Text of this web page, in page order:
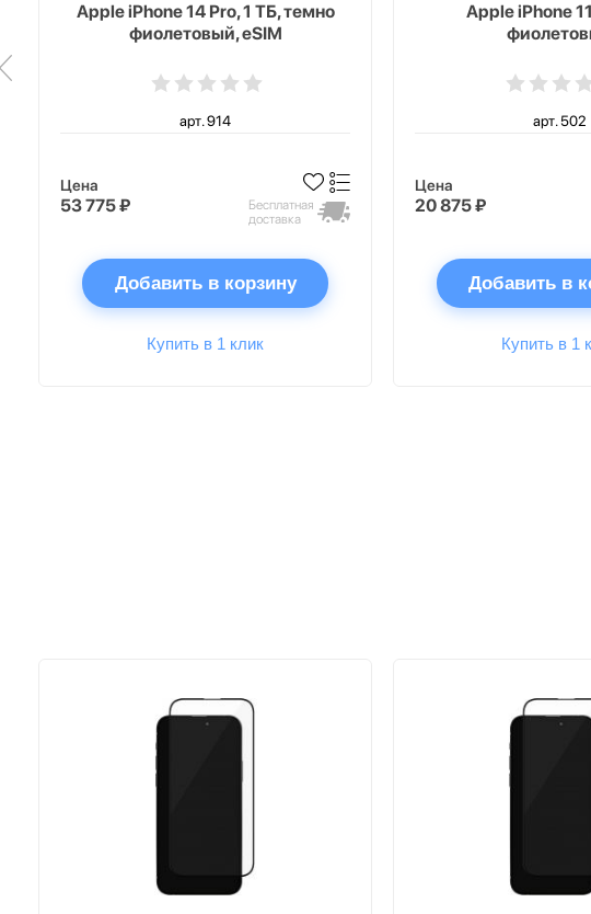
Apple iPhone 14 Pro, 1 ТБ, темно
фиолетовый, eSIM
арт. 914
Цена
53 775 ₽
Бесплатная
доставка
Добавить в корзину
Купить в 1 клик
Apple iPhone
арт. 502
Цена
20 875 ₽
Добавить в
Купить в 1